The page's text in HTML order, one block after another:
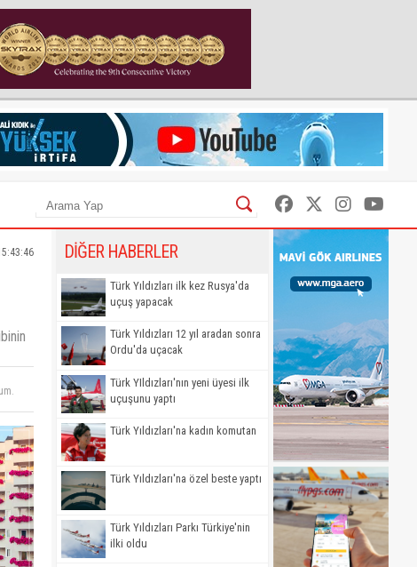
DİĞER HABERLER
Türk Yıldızları ilk kez Rusya'da
uçuş yapacak
Türk Yıldızları 12 yıl aradan sonra
Ordu'da uçacak
Türk YIldızları'nın yeni üyesi ilk
uçuşunu yaptı
Türk Yıldızları'na kadın komutan
Türk Yıldızları'na özel beste yaptı
Türk Yıldızları Parkı Türkiye'nin
ilki oldu